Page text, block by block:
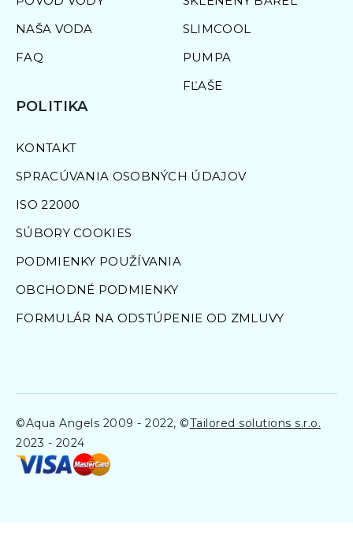
NAŠA VODA
FAQ
SLIMCOOL
PUMPA
FĽAŠE
POLITIKA
KONTAKT
SPRACÚVANIA OSOBNÝCH ÚDAJOV
ISO 22000
SÚBORY COOKIES
PODMIENKY POUŽÍVANIA
OBCHODNÉ PODMIENKY
FORMULÁR NA ODSTÚPENIE OD ZMLUVY
©Aqua Angels 2009 - 2022, ©Tailored solutions s.r.o.
2023 - 2024